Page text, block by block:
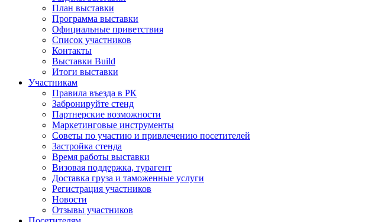
План выставки
Программа выставки
Официальные приветствия
Cписок участников
Контакты
Выставки Build
Итоги выставки
Участникам
Правила въезда в РК
Забронируйте стенд
Партнерские возможности
Маркетинговые инструменты
Советы по участию и привлечению посетителей
Застройка стенда
Время работы выставки
Визовая поддержка, турагент
Доставка груза и таможенные услуги
Регистрация участников
Новости
Отзывы участников